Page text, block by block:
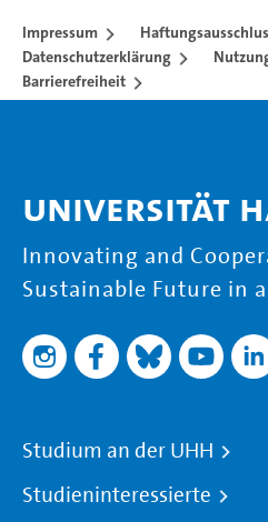
Impressum
Datenschutzerklärung
Barrierefreiheit
Universität
Innovating and
Sustainable Future in
Studium an der UHH
Studieninteressierte